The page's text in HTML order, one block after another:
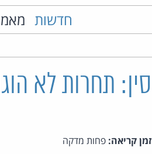
חדשות
סין: תחרות לא
זמן קריאה: פחות מדקה